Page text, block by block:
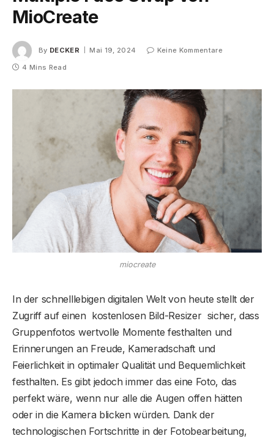
MioCreate
By DECKER Mai 19, 2024
Keine Kommentare
4 Mins Read
miocreate
In der schnelllebigen digitalen Welt von heute stellt der
Zugriff auf einen kostenlosen Bild-Resizer sicher, dass
Gruppenfotos wertvolle Momente festhalten und
Erinnerungen an Freude, Kameradschaft und
Feierlichkeit in optimaler Qualität und Bequemlichkeit
festhalten. Es gibt jedoch immer das eine Foto, das
perfekt wäre, wenn nur alle die Augen offen hätten
oder in die Kamera blicken würden. Dank der
technologischen Fortschritte in der Fotobearbeitung,